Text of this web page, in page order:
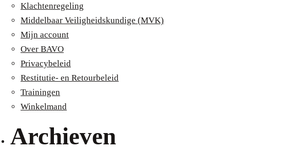
Klachtenregeling
Middelbaar Veiligheidskundige (MVK)
Mijn account
Over BAVO
Privacybeleid
Restitutie- en Retourbeleid
Trainingen
Winkelmand
Archieven